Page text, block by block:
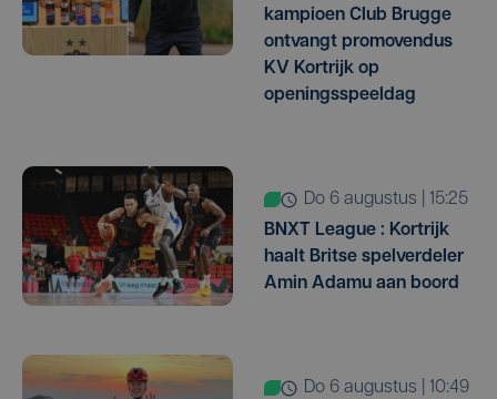
kampioen Club Brugge
ontvangt promovendus
KV Kortrijk op
openingsspeeldag
do 6 augustus | 15:25
BNXT League : Kortrijk
haalt Britse spelverdeler
Amin Adamu aan boord
do 6 augustus | 10:49